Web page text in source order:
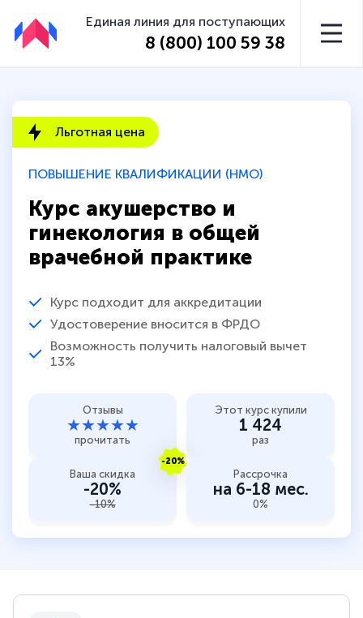
Единая линия для поступающих
8 (800) 100 59 38
ПОВЫШЕНИЕ КВАЛИФИКАЦИИ (НМО)
Курс акушерство и
гинекология в общей
врачебной практике
Курс подходит для аккредитации
Удостоверение вносится в ФРДО
Возможность получить налоговый вычет
13%
Льготная цена
Отзывы
★★★★★
прочитать
Этот курс купили
1 424
раз
-20%
Ваша скидка
-20%
-10%
Рассрочка
на 6-18 мес.
0%